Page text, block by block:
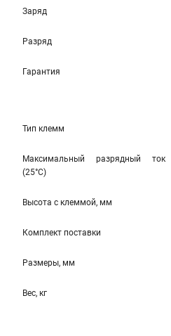
Заряд
Разряд
Гарантия
Тип клемм
Максимальный разрядный ток
(25°С)
Высота c клеммой, мм
Комплект поставки
Размеры, мм
Вес, кг